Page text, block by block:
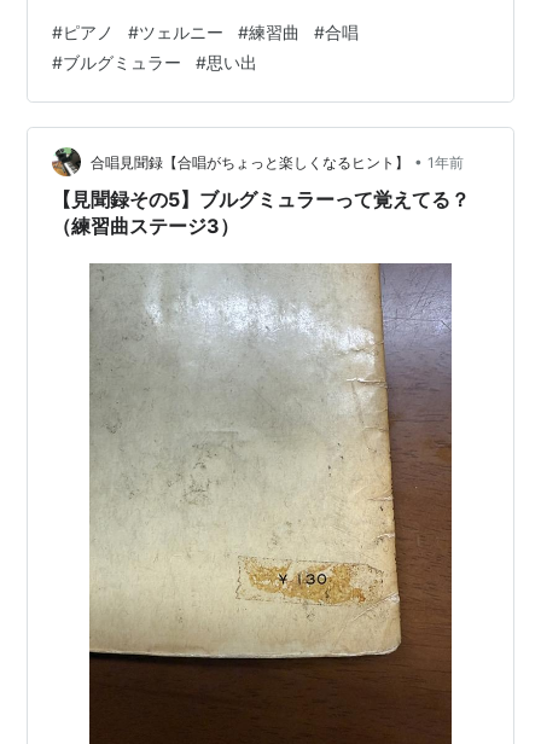
www.shimamura.co.jp Amazonはこちら（100番練習
曲） https://amzn.asia/d/5NQxBcf 30番があるのは知っ
ていましたが、どうやら40番や50番もあるようで、しか
も曲数と難易度が一致していないという…ややこしいで
すね。 とにかくこの練習曲を使って、大体40…
#ピアノ #ツェルニー #練習曲 #合唱
#ブルグミュラー #思い出
合唱見聞録【合唱がちょっと楽しくなるヒント】 • 1年前
【見聞録その5】ブルグミュラーって覚えてる？
（練習曲ステージ3）